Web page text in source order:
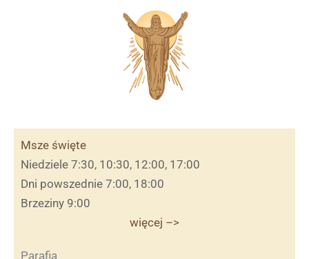
Msze święte
Niedziele 7:30, 10:30, 12:00, 17:00
Dni powszednie 7:00, 18:00
Brzeziny 9:00
więcej –>
Parafia